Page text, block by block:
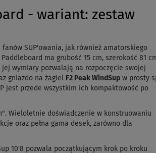
- wariant: zestaw
SUP'owania, jak również amatorskiego
ma grubość 15 cm, szerokość 81
jej wymiary pozwalają na rozpoczęcie swojej
gniazdo na żagiel
F2 Peak WindSup w prosty
jest przede wszystkim ich kompaktowość po
Wieloletnie doświadczenie w konstruowaniu
oraz pełna gama desek, zarówno dla
10'8 pozwala początkującym krok po kroku